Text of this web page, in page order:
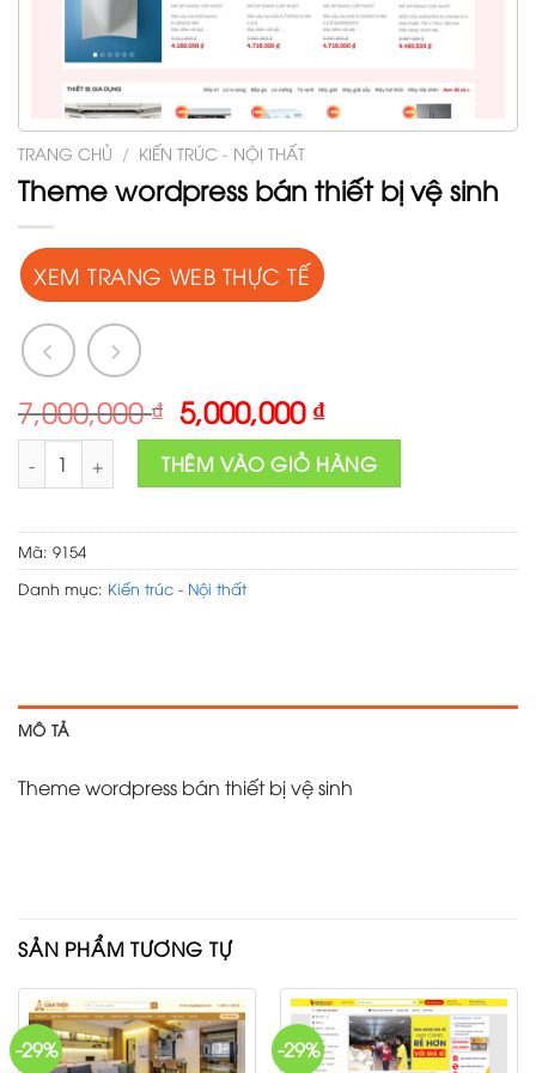
TRANG CHỦ / KIẾN TRÚC - NỘI THẤT
Theme wordpress bán thiết bị vệ sinh
XEM TRANG WEB THỰC TẾ
7,000,000₫ Original
price
was:
7,000,000 ₫.
5,000,000₫Current
price
is:
5,000,000 ₫.
Theme wordpress bán thiết bị vệ sinh số lượng
THÊM VÀO GIỎ HÀNG
Mã: 9154
Danh mục: Kiến trúc - Nội thất
MÔ TẢ
Theme wordpress bán thiết bị vệ sinh
SẢN PHẨM TƯƠNG TỰ
-29% -29%